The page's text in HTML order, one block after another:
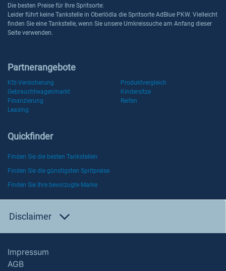
Die besten Preise für Ihre Spritsorte:
Leider führt keine Tankstelle in Oberlödla die Spritsorte AdBlue PKW. Vielleicht
finden Sie eine Tankstelle, wenn Sie unsere Umkreissuche am Anfang dieser
Seite verwenden.
Partnerangebote
Kfz-Versicherung
Produktvergleich
Gebrauchtwagenmarkt
Kindersitze
Finanzierung
Reifen
Leasing
Quickfinder
Finden Sie die besten Tankstellen
Finden Sie die günstigsten Spritpreise
Finden Sie Ihre bevorzugte Marke
Disclaimer
Impressum
AGB